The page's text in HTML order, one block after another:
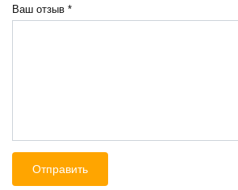
Ваш отзыв *